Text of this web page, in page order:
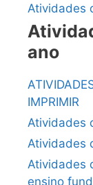
Atividades
ano
IMPRIMIR
Atividades
Atividades
Atividades
ensino